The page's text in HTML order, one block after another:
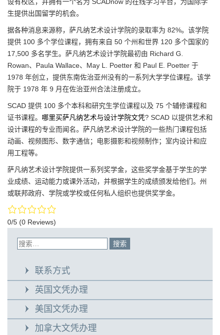
生提供出国留学的机会。
据各种消息来源称，萨凡纳艺术设计学院的录取率为 82%。该学院
提供 100 多个学位课程，拥有来自 50 个州和世界 120 多个国家的
17,500 多名学生。萨凡纳艺术设计学院最初由 Richard G.
Rowan、Paula Wallace、May L. Poetter 和 Paul E. Poetter 于
1978 年创立，提供东南佐治亚州没有的一系列大学学位课程。该学
院于 1978 年 9 月在佐治亚州合法注册成立。
SCAD 提供 100 多个本科和研究生学位课程以及 75 个辅修课程和
证书课程。 哪里买萨凡纳艺术与设计学院文凭? SCAD 以提供艺术和
设计课程的专业而闻名。萨凡纳艺术设计学院的一些热门课程包括
动画、视频图形、数字通信；电影摄影和视频制作；室内设计和应
用工程等。
萨凡纳艺术设计学院提供一系列奖学金，这些奖学金基于学生的学
业成绩、运动能力或课外活动，并根据学生的成绩颁发给他们。州
或联邦政府、学院或学校或任何私人组织也提供奖学金。
0/5 (0 Reviews)
联系方式
英国文凭办理
美国文凭办理
加拿大文凭办理